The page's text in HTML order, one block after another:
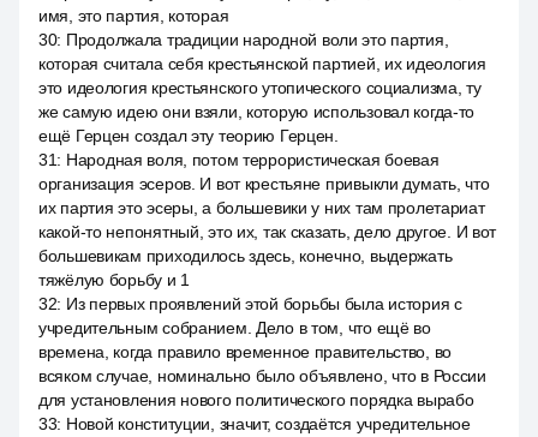
имя, это партия, которая
30: Продолжала традиции народной воли это партия,
которая считала себя крестьянской партией, их идеология
это идеология крестьянского утопического социализма, ту
же самую идею они взяли, которую использовал когда-то
ещё Герцен создал эту теорию Герцен.
31: Народная воля, потом террористическая боевая
организация эсеров. И вот крестьяне привыкли думать, что
их партия это эсеры, а большевики у них там пролетариат
какой-то непонятный, это их, так сказать, дело другое. И вот
большевикам приходилось здесь, конечно, выдержать
тяжёлую борьбу и 1
32: Из первых проявлений этой борьбы была история с
учредительным собранием. Дело в том, что ещё во
времена, когда правило временное правительство, во
всяком случае, номинально было объявлено, что в России
для установления нового политического порядка вырабо
33: Новой конституции, значит, создаётся учредительное